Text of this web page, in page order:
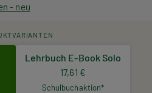
- neu
Lehrbuch E-Book Solo
17,61 €
Schulbuchaktion*